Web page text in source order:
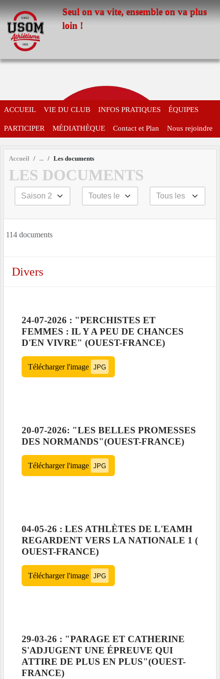
Seul on va vite, ensemble on va plus
loin !
ACCUEIL VIE DU CLUB INFOS PRATIQUES ÉQUIPES
PARTICIPER MÉDIATHÈQUE Contact et Plan Nous rejoindre
Accueil Les documents
LES DOCUMENTS
114 documents
Divers
24-07-2026 : "PERCHISTES ET
FEMMES : IL Y A PEU DE CHANCES
D'EN VIVRE" (OUEST-FRANCE)
Télécharger l'image JPG
20-07-2026: "LES BELLES PROMESSES
DES NORMANDS"(OUEST-FRANCE)
Télécharger l'image JPG
04-05-26 : LES ATHLÈTES DE L'EAMH
REGARDENT VERS LA NATIONALE 1 (
OUEST-FRANCE)
Télécharger l'image JPG
29-03-26 : "PARAGE ET CATHERINE
S'ADJUGENT UNE ÉPREUVE QUI
ATTIRE DE PLUS EN PLUS"(OUEST-
FRANCE)